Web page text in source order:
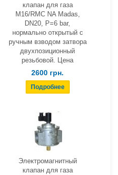
клапан для газа
M16/RMC NA Madas,
DN20, Р=6 bar,
нормально открытый с
ручным взводом затвора
двухпозиционный
резьбовой. Цена
2600 грн.
Электромагнитный
клапан для газа